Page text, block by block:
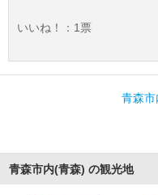
いいね！： 1 票
青森
青森市内(青森) の観光地